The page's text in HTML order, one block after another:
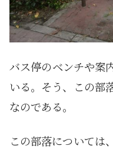
バス停のベンチや案
いる。そう、この部
なのである。
この部落については